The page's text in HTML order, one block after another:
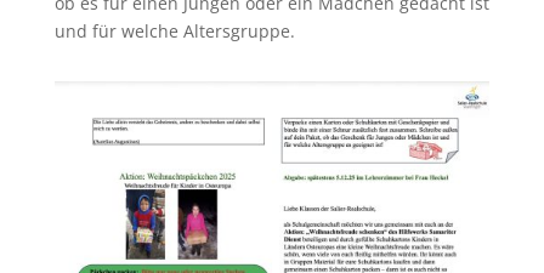
und für welche Altersgruppe.